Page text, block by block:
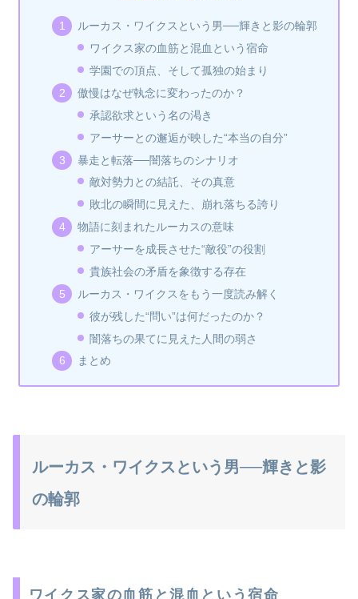
ルーカス・ワイクスという男──輝きと影の輪郭
ワイクス家の血筋と混血という宿命
学園での頂点、そして孤独の始まり
傲慢はなぜ執念に変わったのか？
承認欲求という名の渇き
アーサーとの邂逅が映した“本当の自分”
暴走と転落──闇落ちのシナリオ
敵対勢力との結託、その真意
敗北の瞬間に見えた、崩れ落ちる誇り
物語に刻まれたルーカスの意味
アーサーを成長させた“敵役”の役割
貴族社会の矛盾を象徴する存在
ルーカス・ワイクスをもう一度読み解く
彼が残した“問い”は何だったのか？
闇落ちの果てに見えた人間の弱さ
まとめ
ルーカス・ワイクスという男──輝きと影
の輪郭
ワイクス家の血筋と混血という宿命